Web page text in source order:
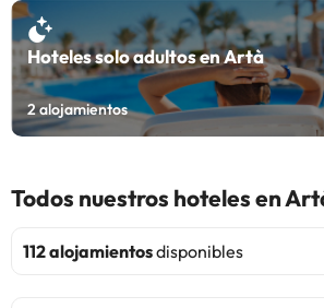
Hoteles solo adultos en Artà
2alojamientos
Todos nuestros hoteles en
112 alojamientosdisponibles